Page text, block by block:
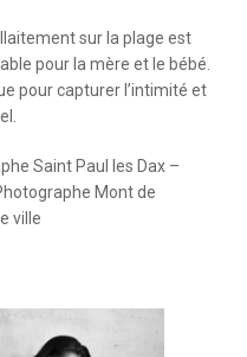
sur la plage est
pour la mère et le bébé.
pour capturer l’intimité et
Saint Paul les Dax –
Mont de
ville